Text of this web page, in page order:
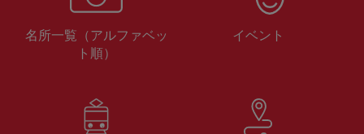
名所一覧（アルファベッ
ト順）
イベント